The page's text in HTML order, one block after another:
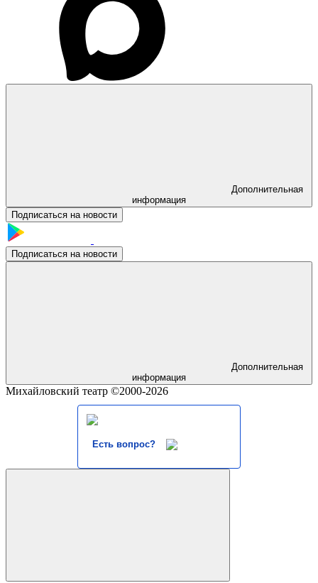
Дополнительная
информация
Подписаться на новости
Подписаться на новости
Дополнительная
информация
Михайловский театр ©2000-2026
Есть вопрос?